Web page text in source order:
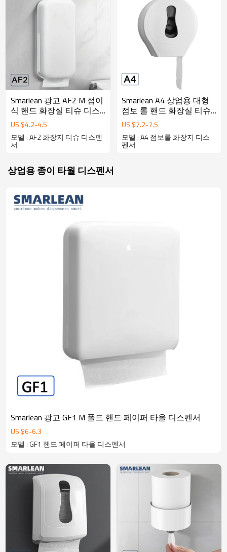
Smarlean 광고 AF2 M 접이
식 핸드 화장실 티슈 디스
펜서
US $4.2-4.5
모델 : AF2 화장지 티슈 디스펜
서
Smarlean A4 상업용 대형
점보 롤 핸드 화장실 티슈
디스펜서
US $7.2-7.5
모델 : A4 점보롤 화장지 디스
펜서
상업용 종이 타월 디스펜서
Smarlean 광고 GF1 M 폴드 핸드 페이퍼 타올 디스펜서
US $6-6.3
모델 : GF1 핸드 페이퍼 타올 디스펜서